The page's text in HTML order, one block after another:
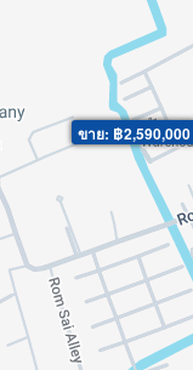
ขาย: ฿2,590,000